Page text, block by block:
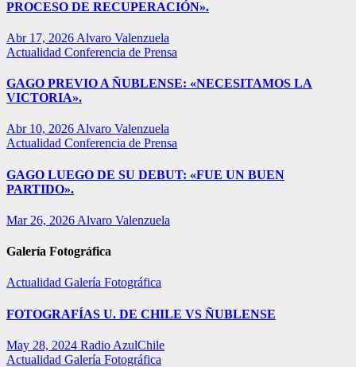
PROCESO DE RECUPERACIÓN».
Abr 17, 2026 Alvaro Valenzuela
Actualidad Conferencia de Prensa
GAGO PREVIO A ÑUBLENSE: «NECESITAMOS LA
VICTORIA».
Abr 10, 2026 Alvaro Valenzuela
Actualidad Conferencia de Prensa
GAGO LUEGO DE SU DEBUT: «FUE UN BUEN
PARTIDO».
Mar 26, 2026 Alvaro Valenzuela
Galería Fotográfica
Actualidad Galería Fotográfica
FOTOGRAFÍAS U. DE CHILE VS ÑUBLENSE
May 28, 2024 Radio AzulChile
Actualidad Galería Fotográfica